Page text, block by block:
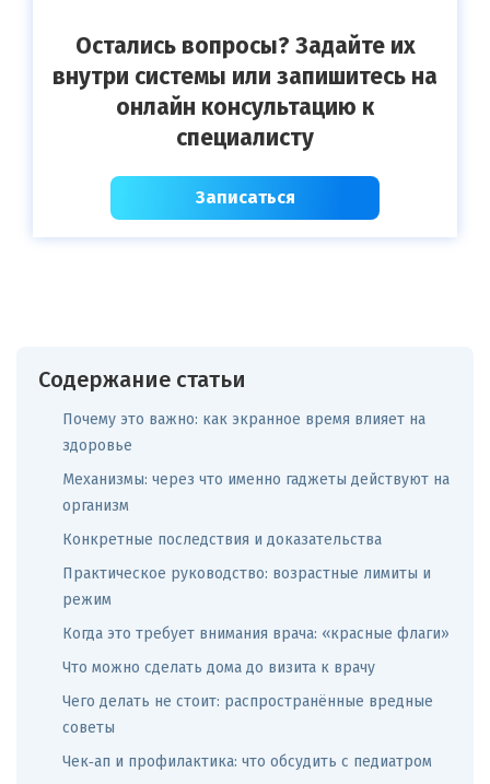
Остались вопросы? Задайте их
внутри системы или запишитесь на
онлайн консультацию к
специалисту
Записаться
Содержание статьи
Почему это важно: как экранное время влияет на
здоровье
Механизмы: через что именно гаджеты действуют на
организм
Конкретные последствия и доказательства
Практическое руководство: возрастные лимиты и
режим
Когда это требует внимания врача: «красные флаги»
Что можно сделать дома до визита к врачу
Чего делать не стоит: распространённые вредные
советы
Чек‑ап и профилактика: что обсудить с педиатром